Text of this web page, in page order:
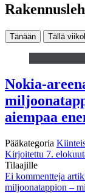
Tänään Tällä
Nokia-
aiempaa
Pääkategoria
Kirjoitettu 7.
Tilaajille
Ei kommentteja
miljoonatappion –